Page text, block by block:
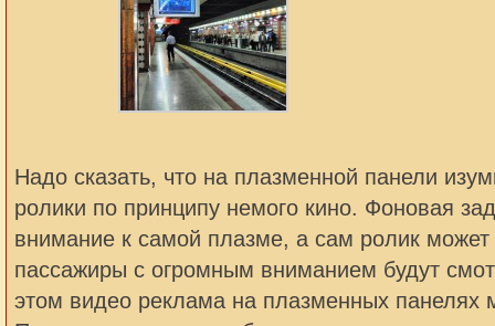
Надо сказать, что на плазменной панели
ролики по принципу немого кино. Фоновая
внимание к самой плазме, а сам ролик
пассажиры с огромным вниманием будут
этом видео реклама на плазменных панелях